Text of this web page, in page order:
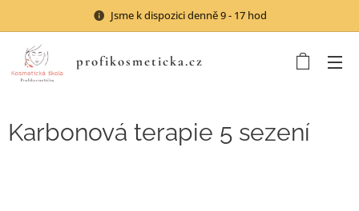
Jsme k dispozici denně 9 - 17 hod
profikosmeticka.cz
Karbonová terapie 5 sezení